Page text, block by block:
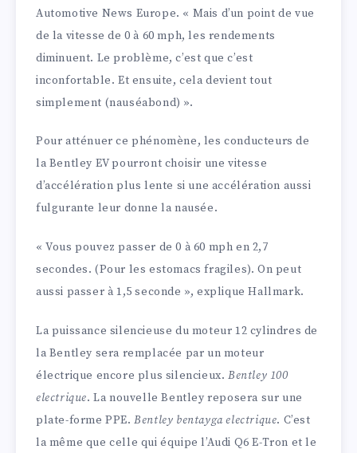
Automotive News Europe. « Mais d’un point de vue
de la vitesse de 0 à 60 mph, les rendements
diminuent. Le problème, c’est que c’est
inconfortable. Et ensuite, cela devient tout
simplement (nauséabond) ».
Pour atténuer ce phénomène, les conducteurs de
la Bentley EV pourront choisir une vitesse
d’accélération plus lente si une accélération aussi
fulgurante leur donne la nausée.
« Vous pouvez passer de 0 à 60 mph en 2,7
secondes. (Pour les estomacs fragiles). On peut
aussi passer à 1,5 seconde », explique Hallmark.
La puissance silencieuse du moteur 12 cylindres de
la Bentley sera remplacée par un moteur
électrique encore plus silencieux.Bentley 100
electrique. La nouvelle Bentley reposera sur une
plate-forme PPE.Bentley bentayga electrique. C’est
la même que celle qui équipe l’Audi Q6 E-Tron et le